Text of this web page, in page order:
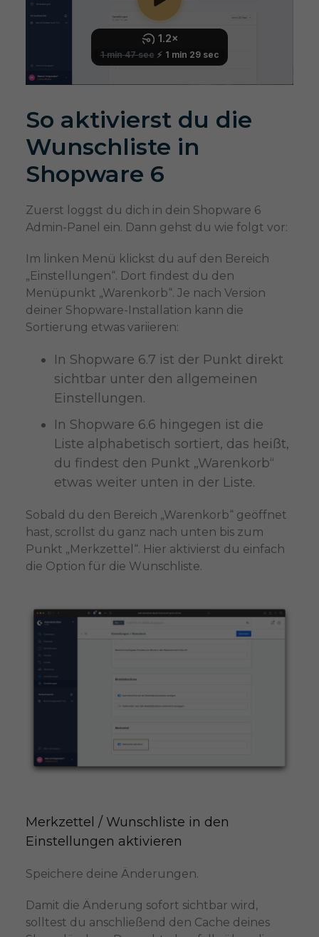
So aktivierst du die
Wunschliste in
Shopware 6
Zuerst loggst du dich in dein Shopware 6
Admin-Panel ein. Dann gehst du wie folgt vor:
Im linken Menü klickst du auf den Bereich
„Einstellungen“. Dort findest du den
Menüpunkt „Warenkorb“. Je nach Version
deiner Shopware-Installation kann die
Sortierung etwas variieren:
In Shopware 6.7 ist der Punkt direkt
sichtbar unter den allgemeinen
Einstellungen.
In Shopware 6.6 hingegen ist die
Liste alphabetisch sortiert, das heißt,
du findest den Punkt „Warenkorb“
etwas weiter unten in der Liste.
Sobald du den Bereich „Warenkorb“ geöffnet
hast, scrollst du ganz nach unten bis zum
Punkt „Merkzettel“. Hier aktivierst du einfach
die Option für die Wunschliste.
Merkzettel / Wunschliste in den
Einstellungen aktivieren
Speichere deine Änderungen.
Damit die Änderung sofort sichtbar wird,
solltest du anschließend den Cache deines